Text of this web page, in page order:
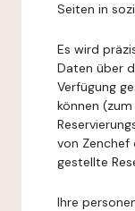
Seiten in
Es wird
Daten über
Verfügung
können (zum
von Zenchef
gestellte
Ihre